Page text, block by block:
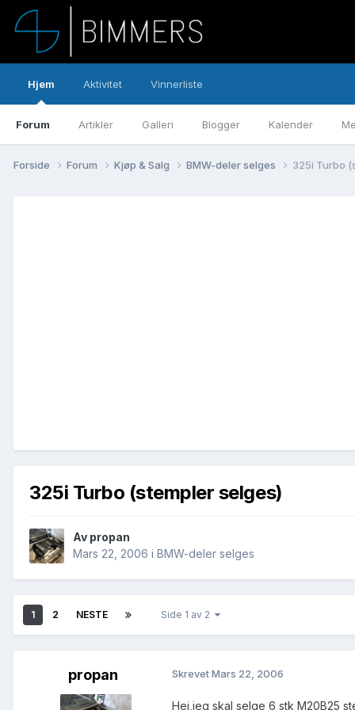
Hjem
Forum Artikler Galleri Blogger Kalender
Aktivitet Vinnerliste
Forside Forum Kjøp & Salg BMW-deler selges 325i Turbo
325i Turbo (stempler selges)
Av propan
Mars 22, 2006 i BMW-deler selges
1 2 NESTE Side 1 av 2
propan SkrevetMars 22, 2006
Hei,jeg skal selge 6 stk M20B25